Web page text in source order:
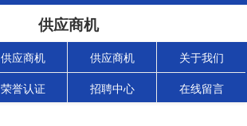
供应商机
供应商机 供应商机 关于我们
荣誉认证 招聘中心 在线留言